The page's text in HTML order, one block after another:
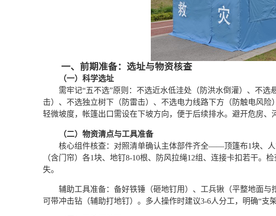
一、前期准备：选址与物资核查
（一）科学选址
需牢记“五不选”原则：不选近水低洼处（防洪水倒灌）、不
击）、不选独立树下（防雷击）、不选电力线路下方（防触电风
轻微坡度，帐篷出口需设在下坡方向，便于后续排水。避开危房、
（二）物资清点与工具准备
核心组件核查：对照清单确认主体部件齐全——顶篷布1块、
（含门帘）各1块、地钉8-10根、防风拉绳12组、连接卡扣若干。
失。
辅助工具准备：备好铁锤（砸地钉用）、工兵锹（平整地面
可带冲击钻（辅助打地钉）。多人操作时建议3-6人分工，明确“支架